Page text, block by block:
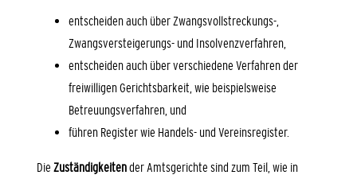
entscheiden auch über Zwangsvollstreckungs-,
Zwangsversteigerungs- und Insolvenzverfahren,
entscheiden auch über verschiedene Verfahren der
freiwilligen Gerichtsbarkeit, wie beispielsweise
Betreuungsverfahren, und
führen Register wie Handels- und Vereinsregister.
Die Zuständigkeitender Amtsgerichte sind zum Teil, wie in